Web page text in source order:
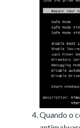
Quando o